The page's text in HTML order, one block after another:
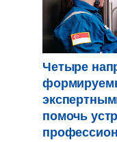
Четыре
помочь